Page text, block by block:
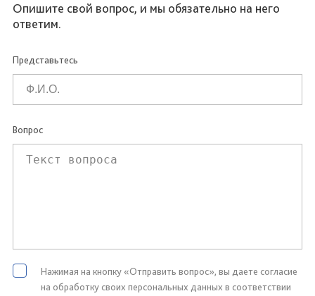
Опишите свой вопрос, и мы обязательно на него
ответим.
Представьтесь
Вопрос
Нажимая на кнопку «Отправить вопрос», вы даете согласие
на обработку своих персональных данных в соответствии